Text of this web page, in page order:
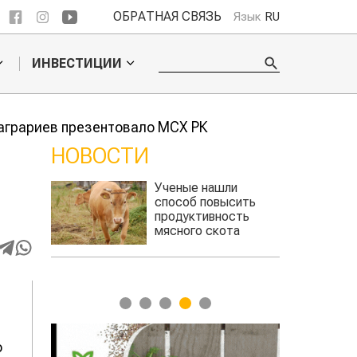
ОБРАТНАЯ СВЯЗЬ Язык RU
ИНВЕСТИЦИИ
презентовало МСХ РК
НОВОСТИ
Кто успел, тот и
съел: новые правила
выдачи агросубсидий
1 2 3 4 5